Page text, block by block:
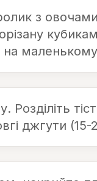
з
маленькому
Розділіть
джгути